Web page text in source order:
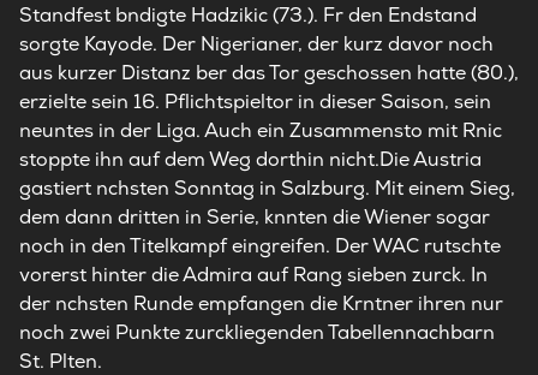
Standfest bndigte Hadzikic (73.). Fr den Endstand
sorgte Kayode. Der Nigerianer, der kurz davor noch
aus kurzer Distanz ber das Tor geschossen hatte (80.),
erzielte sein 16. Pflichtspieltor in dieser Saison, sein
neuntes in der Liga. Auch ein Zusammensto mit Rnic
stoppte ihn auf dem Weg dorthin nicht.Die Austria
gastiert nchsten Sonntag in Salzburg. Mit einem Sieg,
dem dann dritten in Serie, knnten die Wiener sogar
noch in den Titelkampf eingreifen. Der WAC rutschte
vorerst hinter die Admira auf Rang sieben zurck. In
der nchsten Runde empfangen die Krntner ihren nur
noch zwei Punkte zurckliegenden Tabellennachbarn
St. Plten.